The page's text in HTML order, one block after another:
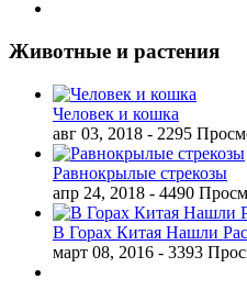
Животные и растения
Человек и кошка
авг 03, 2018 - 2295
Равнокрылые стрекозы
апр 24, 2018 - 4490
В Горах Китая Нашли
март 08, 2016 - 3393